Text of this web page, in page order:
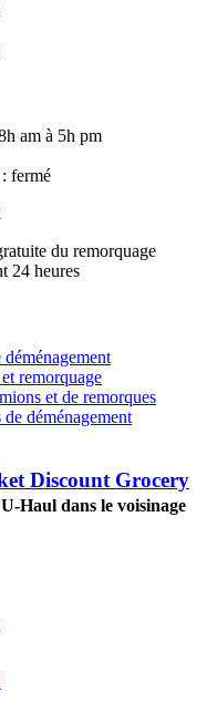
am à 5h pm
fermé
du remorquage
24 heures
remorquage
et de remorques
de déménagement
Discount Grocery
Haul dans le voisinage